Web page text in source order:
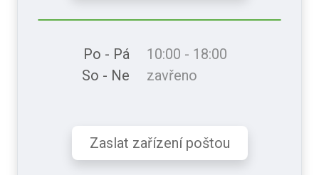
Po - Pá
10:00 - 18:00
So - Ne
zavřeno
Zaslat zařízení poštou